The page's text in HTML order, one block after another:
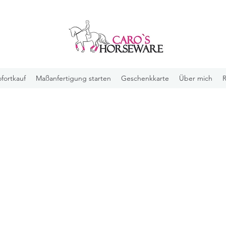
Maßanfertigung starten Geschenkkarte Über mich